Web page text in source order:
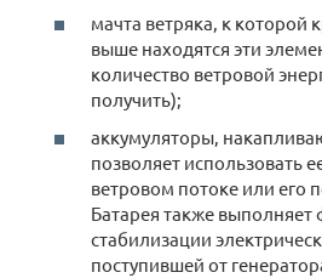
мачта ветряка, к которой
выше находятся эти
количество ветровой
получить);
аккумуляторы,
позволяет использовать
ветровом потоке или его
Батарея также
стабилизации
поступившей от